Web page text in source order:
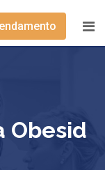
Obesid